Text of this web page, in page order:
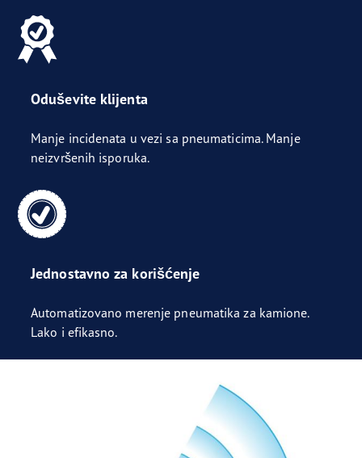
Oduševite klijenta
Manje incidenata u vezi sa pneumaticima. Manje
neizvršenih isporuka.
Jednostavno za korišćenje
Automatizovano merenje pneumatika za kamione.
Lako i efikasno.